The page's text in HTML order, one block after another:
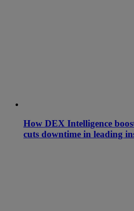
How DEX Intelligence
cuts downtime in leading